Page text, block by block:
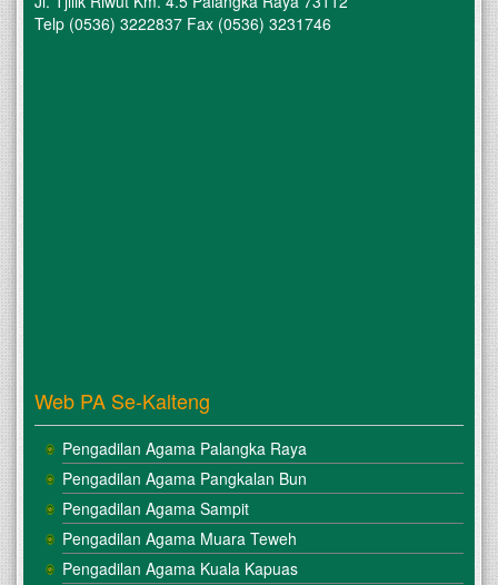
Telp (0536) 3222837 Fax (0536) 3231746
Web PA Se-Kalteng
Pengadilan Agama Palangka Raya
Pengadilan Agama Pangkalan Bun
Pengadilan Agama Sampit
Pengadilan Agama Muara Teweh
Pengadilan Agama Kuala Kapuas